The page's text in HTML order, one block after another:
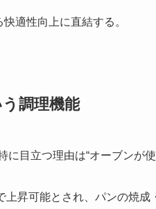
適性向上に直結する。
調理機能
目立つ理由は“オーブンが使
昇可能とされ、パンの焼成